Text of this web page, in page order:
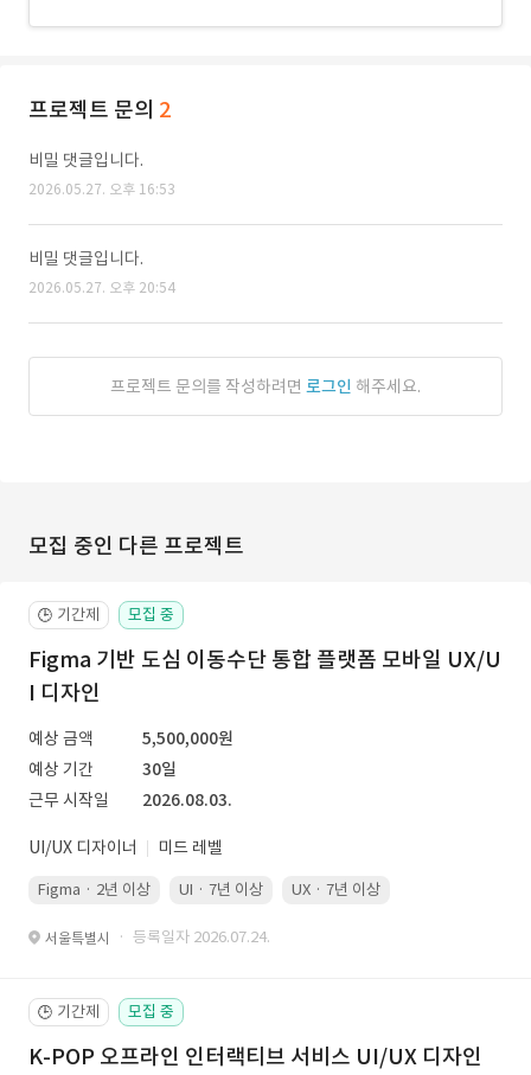
프로젝트 문의 2
비밀 댓글입니다.
2026.05.27. 오후 16:53
비밀 댓글입니다.
2026.05.27. 오후 20:54
프로젝트 문의를 작성하려면 로그인 해주세요.
모집 중인 다른 프로젝트
🕒 기간제 모집 중
Figma 기반 도심 이동수단 통합 플랫폼 모바일 UX/U
I 디자인
예상 금액
5,500,000원
예상 기간
30일
근무 시작일
2026.08.03.
UI/UX 디자이너 미드 레벨
Figma · 2년 이상 UI · 7년 이상 UX · 7년 이상
서울특별시 · 등록일자 2026.07.24.
🕒 기간제 모집 중
K-POP 오프라인 인터랙티브 서비스 UI/UX 디자인